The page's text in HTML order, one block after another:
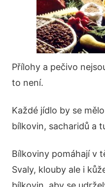
Přílohy a pečivo
to není.
Každé jídlo by se
bílkovin, sacharidů a
Bílkoviny pomáhají v
Svaly, klouby ale i